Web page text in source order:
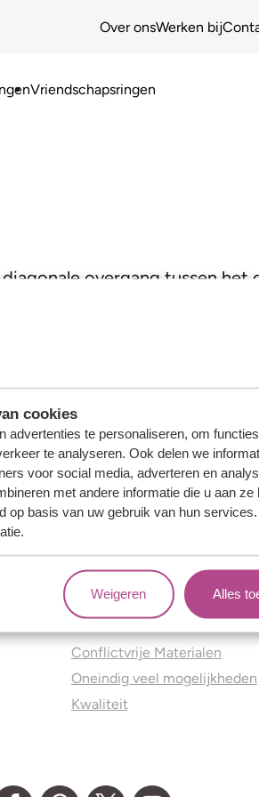
cookies
advertenties te personaliseren, om
te analyseren. Ook delen we
voor social media, adverteren en
met andere informatie die u aan ze
op basis van uw gebruik van hun
Weigeren Alles
Over onsWerken bij
Vriendschapsringen
overgang tussen het
Jouw voordelen
Conflictvrije Materialen
Oneindig veel mogelijkheden
Kwaliteit